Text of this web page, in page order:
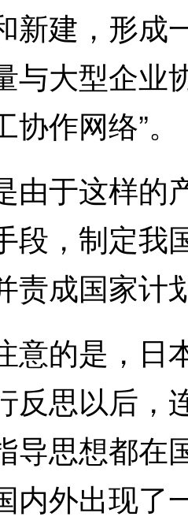
新建，形成
与大型企业
作网络”。
于这样的产
段，制定我
责成国家计
的是，日
反思以后，
导思想都在
内外出现了